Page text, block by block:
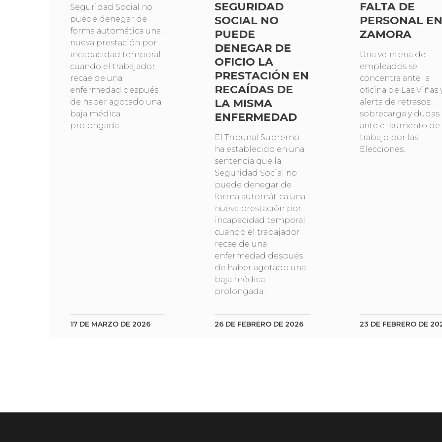
Seguridad Social no
puede denegar de
forma automática una
nueva prestación por
incapacidad temporal
cuando el trabajador
recae de una
enfermedad después
de haber agotado una
baja médica
prolongada.
17 DE MARZO DE 2026
SEGURIDAD
SOCIAL NO
PUEDE
DENEGAR DE
OFICIO LA
PRESTACIÓN EN
RECAÍDAS DE
LA MISMA
ENFERMEDAD
El Tribunal Supremo
ha establecido en una
sentencia que la
Seguridad Social no
puede denegar de
forma automática una
nueva prestación por
incapacidad temporal
cuando el trabajador
recae de una
enfermedad después
de haber agotado una
baja médica
prolongada.
26 DE FEBRERO DE 2026
FALTA DE
PERSONAL EN
ZAMORA
Una veintena de
empleados se
concentra ante la
oficina de Las Viñas
alerta de retrasos,
sobrecarga y dudas
ante el aumento de
trabajo por las
Elecciones.
23 DE FEBRERO DE